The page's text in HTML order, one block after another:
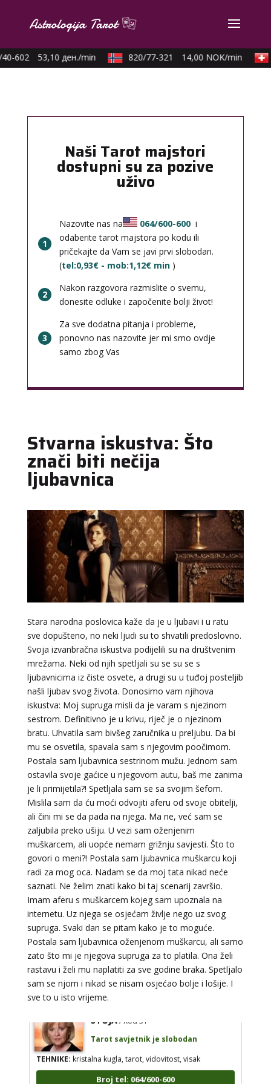
602 53,10 ден./min 820/77-321 14,00 NOK/min
Naši Tarot majstori
dostupni su za pozive
uživo
1
Nazovite nas na 064/600-600 i
odaberite tarot majstora po kodu ili
pričekajte da Vam se javi prvi slobodan.
(tel:0,93€ - mob:1,12€ min )
2
Nakon razgovora razmislite o svemu,
donesite odluke i započenite bolji život!
3
Za sve dodatna pitanja i probleme,
ponovno nas nazovite jer mi smo ovdje
samo zbog Vas
Stvarna iskustva: Što
znači biti nečija
ljubavnica
Stara narodna poslovica kaže da je u ljubavi i u ratu
sve dopušteno, no neki ljudi su to shvatili predoslovno.
Svoja izvanbračna iskustva podijelili su na društvenim
mrežama. Neki od njih spetljali su se su se s
ljubavnicima iz čiste osvete, a drugi su u tuđoj posteljib
našli ljubav svog života. Donosimo vam njihova
iskustva: Moj supruga misli da je varam s njezinom
sestrom. Definitivno je u krivu, riječ je o njezinom
bratu. Uhvatila sam bivšeg zaručnika u preljubu. Da bi
mu se osvetila, spavala sam s njegovim poočimom.
Postala sam ljubavnica sestrinom mužu. Jednom sam
ostavila svoje gaćice u njegovom autu, baš me zanima
je li primijetila?! Spetljala sam se sa svojim šefom.
Mislila sam da ću moći odvojiti aferu od svoje obitelji,
ali čini mi se da pada na njega. Ma ne, već sam se
zaljubila preko ušiju. U vezi sam oženjenim
muškarcem, ali uopće nemam grižnju savjesti. Što to
govori o meni?! Postala sam ljubavnica muškarcu koji
radi za mog oca. Nadam se da moj tata nikad neće
saznati. Ne želim znati kako bi taj scenarij završio.
Imam aferu s muškarcem kojeg sam upoznala na
internetu. Uz njega se osjećam življe nego uz svog
supruga. Svaki dan se pitam kako je to moguće.
Postala sam ljubavnica oženjenom muškarcu, ali samo
zato što mi je njegova supruga za to platila. Ona želi
rastavu i želi mu naplatiti za sve godine braka. Spetljalo
sam se njom i nikad se nisam osjećao bolje i lošije. I
sve to u isto vrijeme.
LUCIJA / Kod #136
Tarot savjetnik je zauzet
TEHNIKE:sudbinske karte, anđeoske poruke
Broj tel: 064/600-600
tel:0,93€ - mob:1,12€ min
DIJA/ Kod 64
Tarot savjetnik je zauzet
TEHNIKE:vedska astrologija (jyotish), reiki, tarot, oracle
karte, duhovni razgovori
Broj tel: 064/600-600
tel:0,93€ - mob:1,12€ min
Tarot savjetnik je slobodan
TEHNIKE:kristalna kugla, tarot, vidovitost, visak
Broj tel: 064/600-600